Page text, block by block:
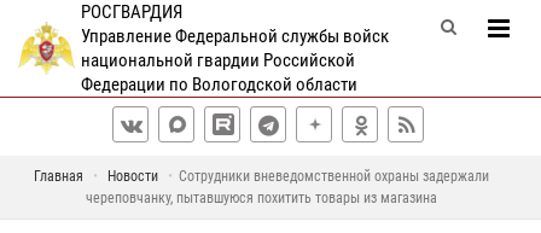
РОСГВАРДИЯ
Управление Федеральной службы войск
национальной гвардии Российской
Федерации по Вологодской области
Главная Новости
Сотрудники вневедомственной охраны задержали
череповчанку, пытавшуюся похитить товары из магазина